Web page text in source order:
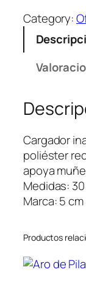
r
g
I
n
a
l
á
m
b
c
o
Category:
Cargador
poliéster
apoya
Medidas:
Marca: 5
Productos